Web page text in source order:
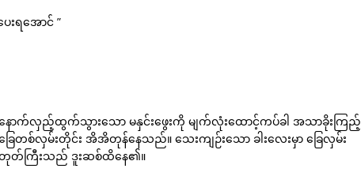
းရအောင် ”
က်လှည့်ထွက်သွားသော မနှင်းဖွေးကို မျက်လုံးထောင့်ကပ်ခါ အသာခိုးကြည့်
ေတစ်လှမ်းတိုင်း အိအိတုန်နေသည်။ သေးကျဉ်းသော ခါးလေးမှာ ခြေလှမ်း
တ်ကြီးသည် ဒူးဆစ်ထိနေ၏။